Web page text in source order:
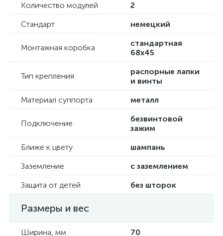
Количество модулей
2
Стандарт
немецкий
Монтажная коробка
стандартная
68х45
Тип крепления
распорные лапки
и винты
Материал суппорта
металл
Подключение
безвинтовой
зажим
Ближе к цвету
шампань
Заземление
с заземлением
Защита от детей
без шторок
Размеры и вес
Ширина, мм 70